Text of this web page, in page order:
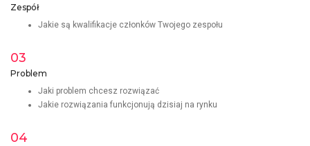
Zespół
Jakie są kwalifikacje członków Twojego zespołu
03
Problem
Jaki problem chcesz rozwiązać
Jakie rozwiązania funkcjonują dzisiaj na rynku
04